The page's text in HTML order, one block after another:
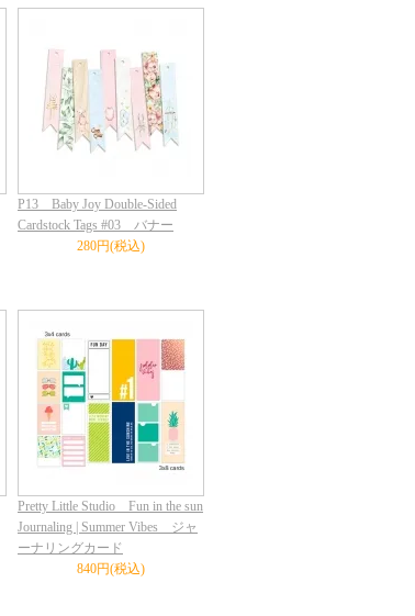
P13 Baby Joy Double-Sided
Cardstock Tags #03 バナー
280円(税込)
Pretty Little Studio Fun in the sun
Journaling | Summer Vibes ジャ
ーナリングカード
840円(税込)